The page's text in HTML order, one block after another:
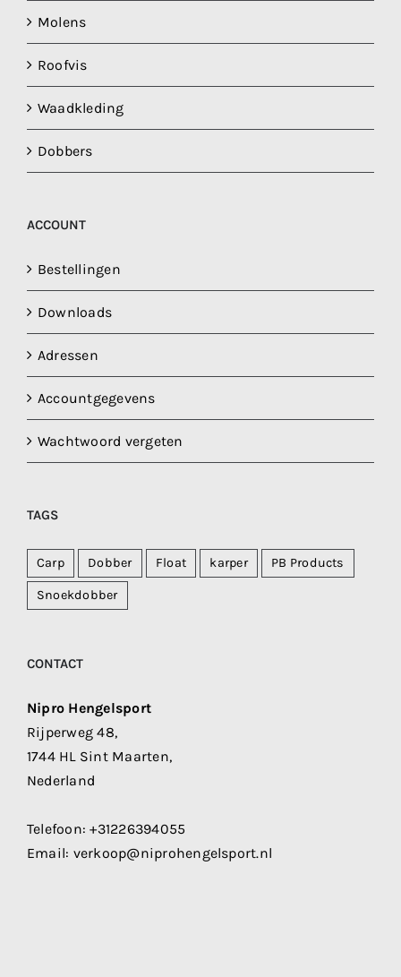
Molens
Roofvis
Waadkleding
Dobbers
ACCOUNT
Bestellingen
Downloads
Adressen
Accountgegevens
Wachtwoord vergeten
TAGS
Carp Dobber Float karper PB Products
Snoekdobber
CONTACT
Nipro Hengelsport
Rijperweg 48,
1744 HL Sint Maarten,
Nederland
Telefoon:+31226394055
Email: verkoop@niprohengelsport.nl